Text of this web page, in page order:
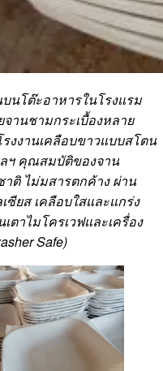
นโต๊ะอาหารในโรงแรม
านชามกระเบื้องหลาย
งงานเคลือบขาวแบบสโตน
ฯ คุณสมบัติของจาน
ติ ไม่มสารตกค้าง ผ่าน
ซียส เคลือบใสและแกร่ง
ตาไมโครเวฟและเครื่อง
Safe)